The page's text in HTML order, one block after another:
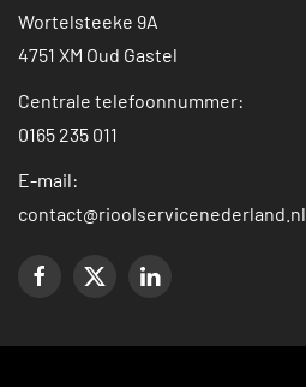
Wortelsteeke 9A
4751 XM Oud Gastel
Centrale telefoonnummer:
0165 235 011
E-mail:
contact@rioolservicenederland.nl